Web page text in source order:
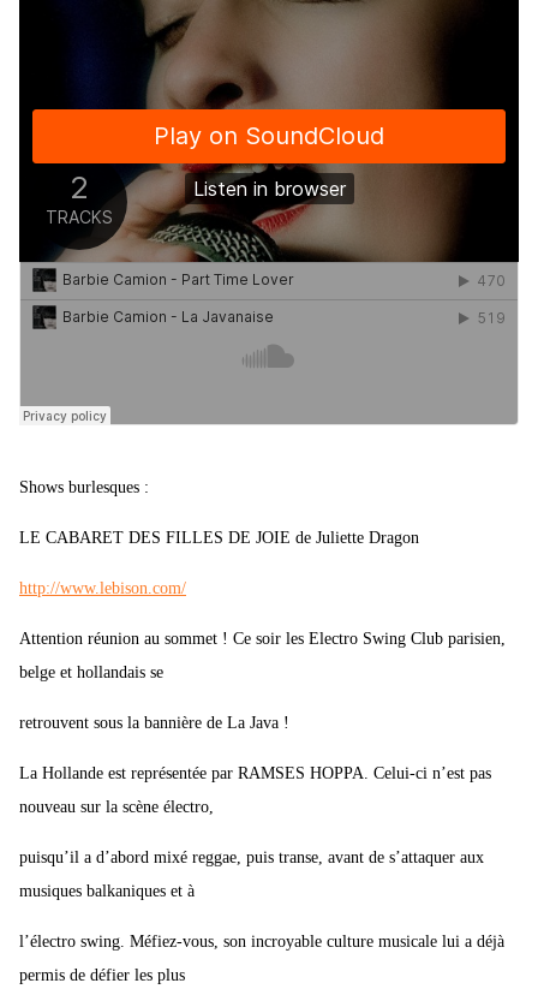
Shows burlesques :
LE CABARET DES FILLES DE JOIE de Juliette Dragon
http://www.lebison.com/
Attention réunion au sommet ! Ce soir les Electro Swing Club parisien,
belge et hollandais se
retrouvent sous la bannière de La Java !
La Hollande est représentée par RAMSES HOPPA. Celui-ci n’est pas
nouveau sur la scène électro,
puisqu’il a d’abord mixé reggae, puis transe, avant de s’attaquer aux
musiques balkaniques et à
l’électro swing. Méfiez-vous, son incroyable culture musicale lui a déjà
permis de défier les plus